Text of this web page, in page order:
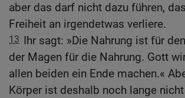
aber das darf nicht dazu führen,
Freiheit an irgendetwas verliere.
13 Ihr sagt: »Die Nahrung ist für
der Magen für die Nahrung. Gott
allen beiden ein Ende machen.«
Körper ist deshalb noch lange